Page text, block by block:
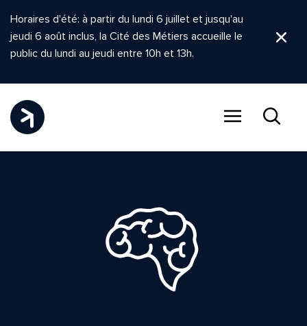
Horaires d'été: à partir du lundi 6 juillet et jusqu'au
jeudi 6 août inclus, la Cité des Métiers accueille le
public du lundi au jeudi entre 10h et 13h.